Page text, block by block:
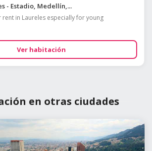
- Estadio, Medellín,...
in Laureles especially for young
Ver habitación
en otras ciudades